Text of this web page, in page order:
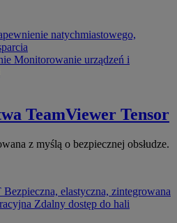
natychmiastowego,
Monitorowanie urządzeń i
TeamViewer Tensor
z myślą o bezpiecznej obsłudze.
Bezpieczna, elastyczna, zintegrowana
Zdalny dostęp do hali